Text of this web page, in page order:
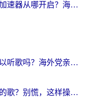
苹果手机无尽冬日加速器从哪开启？海外玩家的冬日生存指南
酷狗会员在国外可以听歌吗？海外党亲测有效：3步解决音乐权限难题
在国外无法听国内的歌？别慌，这样操作就能畅听QQ音乐（附亲测加速器推荐）